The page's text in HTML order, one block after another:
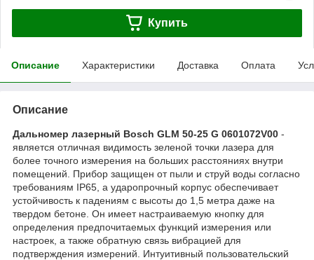
Купить
Описание Характеристики Доставка Оплата
Описание
Дальномер лазерный Bosch GLM 50-25 G 0601072V00 -
является отличная видимость зеленой точки лазера для
более точного измерения на больших расстояниях внутри
помещений. Прибор защищен от пыли и струй воды согласно
требованиям IP65, а ударопрочный корпус обеспечивает
устойчивость к падениям с высоты до 1,5 метра даже на
твердом бетоне. Он имеет настраиваемую кнопку для
определения предпочитаемых функций измерения или
настроек, а также обратную связь вибрацией для
подтверждения измерений. Интуитивный пользовательский